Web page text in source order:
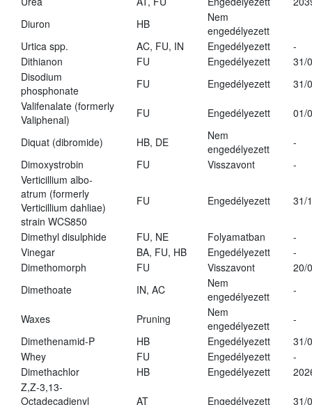
Diuron
HB
Nem
engedélyezett
Urtica spp.
AC, FU, IN Engedélyezett
-
Dithianon
FU Engedélyezett
31/
Disodium
phosphonate
FU Engedélyezett
31/
Valifenalate (formerly
Valiphenal)
FU Engedélyezett 01/
Diquat (dibromide) HB, DE
Nem
engedélyezett
-
Dimoxystrobin
FU Visszavont
-
Verticillium albo-
atrum (formerly
Verticillium dahliae)
strain WCS850
FU Engedélyezett 31/
Dimethyl disulphide FU, NE Folyamatban
-
Vinegar
BA, FU, HB Engedélyezett
-
Dimethomorph
FU Visszavont
20/
Dimethoate
IN, AC
Nem
engedélyezett
-
Waxes Pruning
Nem
engedélyezett
-
Dimethenamid-P
HB Engedélyezett
31/
Whey
FU Engedélyezett
-
Dimethachlor
HB Engedélyezett
Z,Z-3,13-
Octadecadienyl
AT Engedélyezett 31/